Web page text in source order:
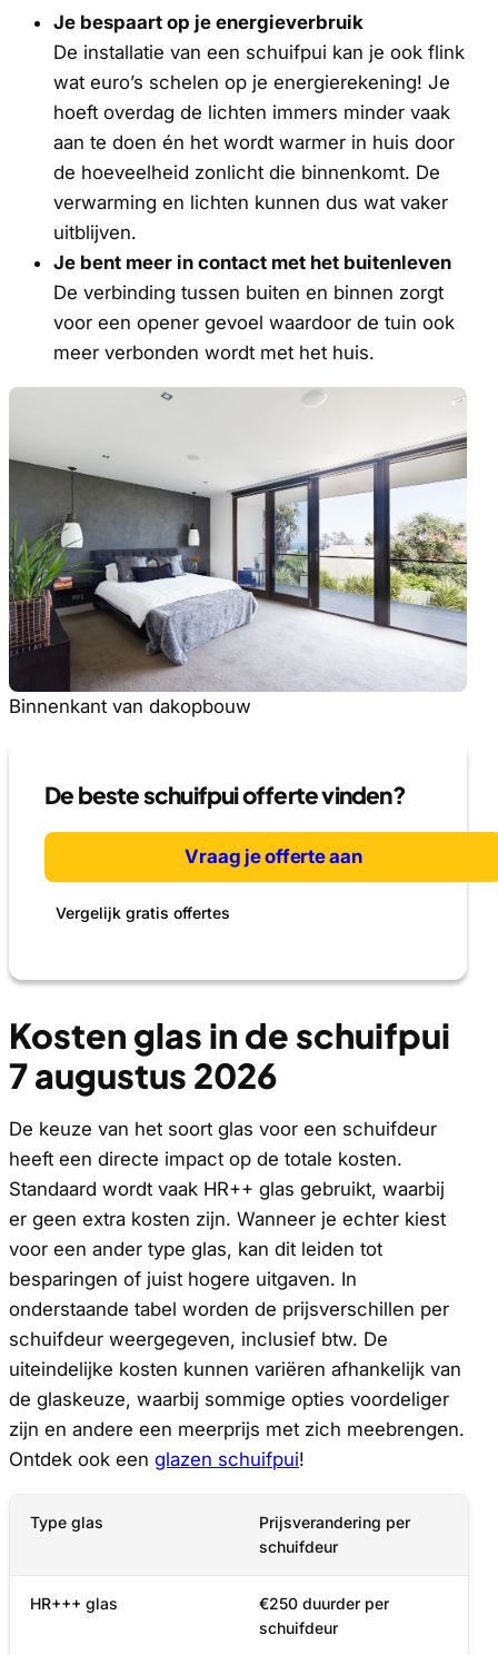
Je bespaart op je energieverbruik
De installatie van een schuifpui kan je ook flink
wat euro’s schelen op je energierekening! Je
hoeft overdag de lichten immers minder vaak
aan te doen én het wordt warmer in huis door
de hoeveelheid zonlicht die binnenkomt. De
verwarming en lichten kunnen dus wat vaker
uitblijven.
Je bent meer in contact met het buitenleven
De verbinding tussen buiten en binnen zorgt
voor een opener gevoel waardoor de tuin ook
meer verbonden wordt met het huis.
Binnenkant van dakopbouw
De beste schuifpui offerte vinden?
Vraag je offerte aan
Vergelijk gratis offertes
Kosten glas in de schuifpui
7 augustus 2026
De keuze van het soort glas voor een schuifdeur
heeft een directe impact op de totale kosten.
Standaard wordt vaak HR++ glas gebruikt, waarbij
er geen extra kosten zijn. Wanneer je echter kiest
voor een ander type glas, kan dit leiden tot
besparingen of juist hogere uitgaven. In
onderstaande tabel worden de prijsverschillen per
schuifdeur weergegeven, inclusief btw. De
uiteindelijke kosten kunnen variëren afhankelijk van
de glaskeuze, waarbij sommige opties voordeliger
zijn en andere een meerprijs met zich meebrengen.
Ontdek ook een glazen schuifpui!
Type glas
Prijsverandering per
schuifdeur
HR+++ glas
€250 duurder per
schuifdeur